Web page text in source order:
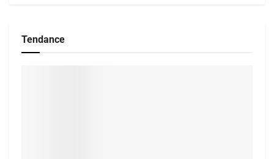
Tendance